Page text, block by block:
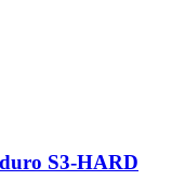
S3-HARD